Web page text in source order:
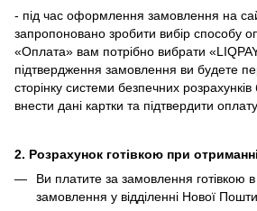
- під час оформлення замовлення на
запропоновано зробити вибір способу
«Оплата» вам потрібно вибрати
підтвердження замовлення ви будете
сторінку системи безпечних
внести дані картки та підтвердити оплату.
2. Розрахунок готівкою при
Ви платите за замовлення готівкою
замовлення у відділенні Нової Пошти.